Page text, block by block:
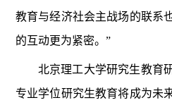
教育与经济社会主战场的联系
的互动更为紧密。”
北京理工大学研究生教育
专业学位研究生教育将成为未